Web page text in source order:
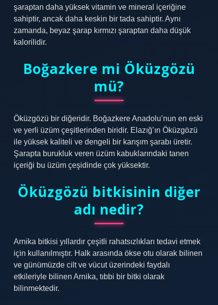
şaraptan daha yüksek vitamin ve mineral içeriğine
sahiptir, ancak daha keskin bir tada sahiptir. Aynı
zamanda, beyaz şarap kırmızı şaraptan daha düşük
kalorilidir.
Boğazkere mi Öküzgözü
mü?
Öküzgözü bir diğeridir. Boğazkere Anadolu’nun en eski
ve yerli üzüm çeşitlerinden biridir. Elazığ’ın Öküzgözü
ile yüksek kaliteli ve dengeli bir karışım şarabı üretir.
Şarapta burukluk veren üzüm kabuklarındaki tanen
içeriği bu üzüm çeşidinde çok yüksektir.
Öküzgözü bitkisinin diğer
adı nedir?
Arnika bitkisi yıllardır çeşitli rahatsızlıkları tedavi etmek
için kullanılmıştır. Halk arasında ökse otu olarak bilinen
ve günümüzde cilt ve vücut üzerindeki faydalı
etkileriyle bilinen Arnika, tıbbi bir bitki olarak
bilinmektedir.